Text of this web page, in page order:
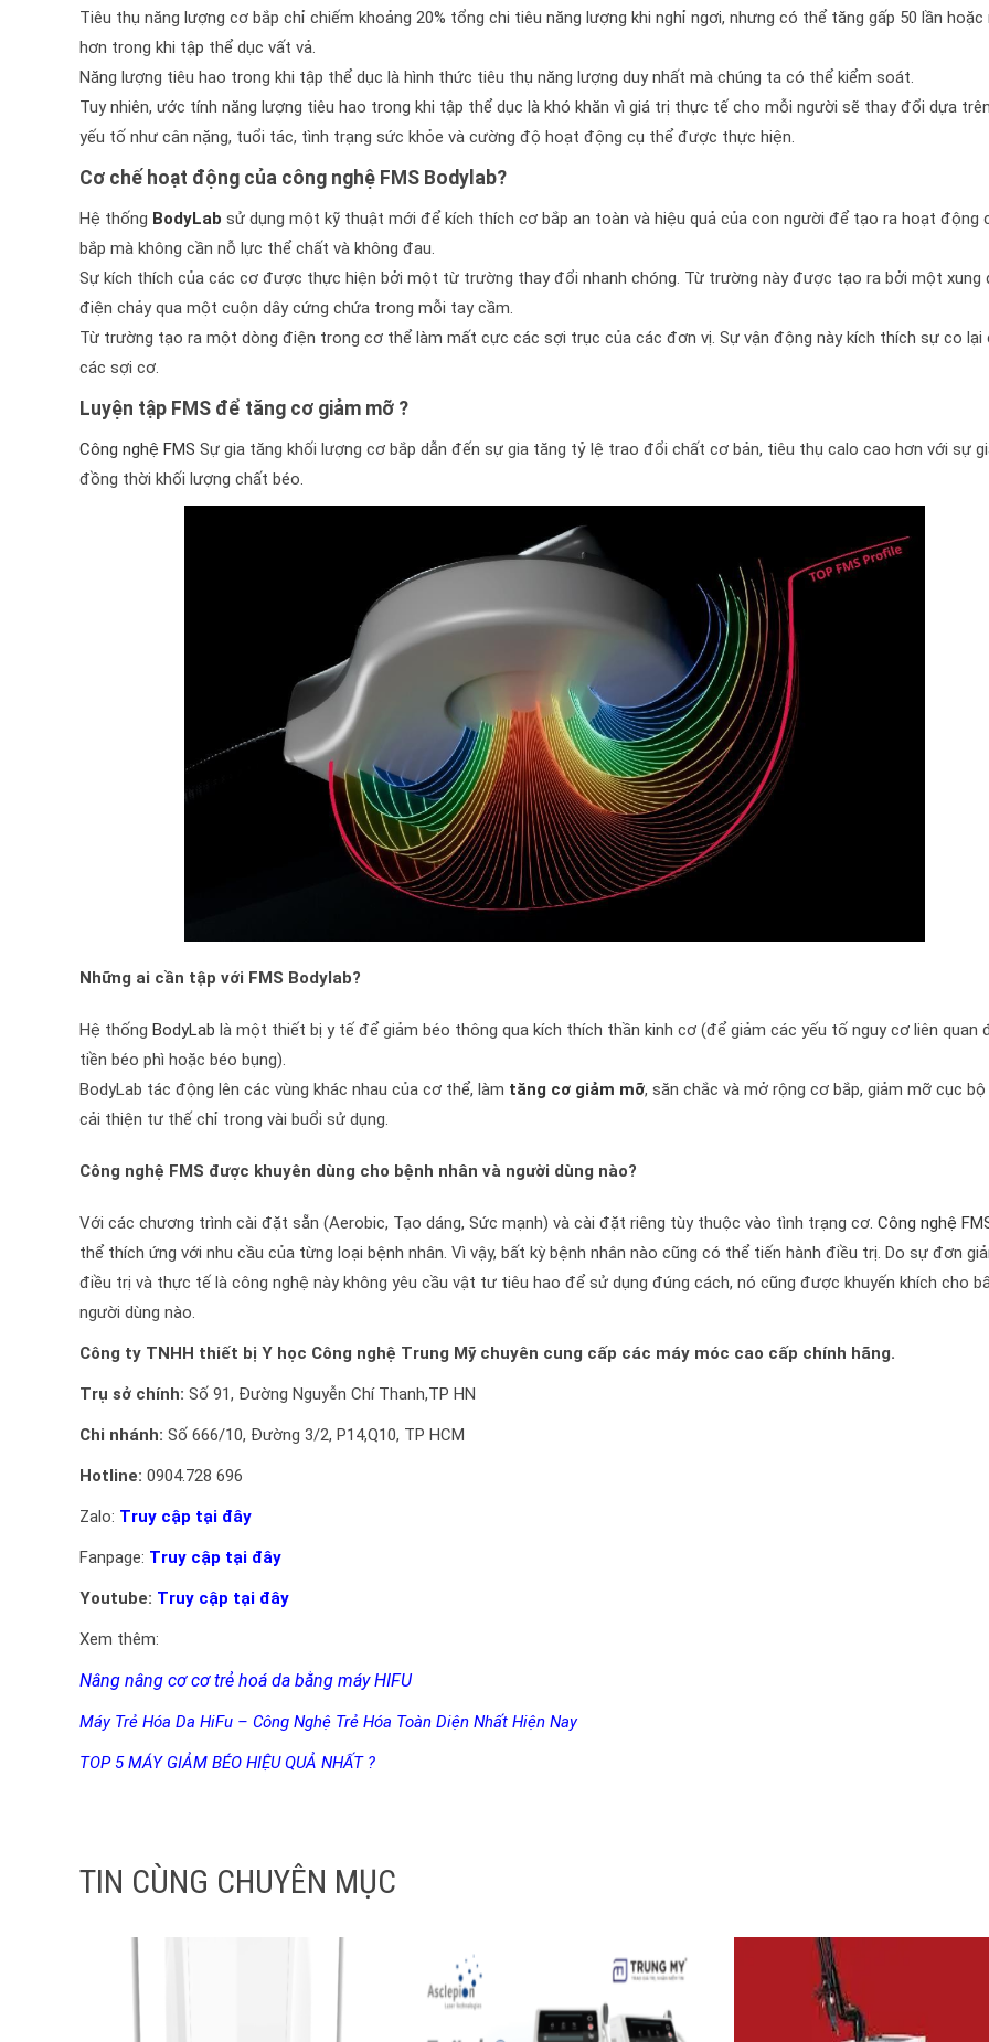
Tiêu thụ năng lượng cơ bắp chỉ chiếm khoảng 20% tổng chi tiêu năng lượng khi nghỉ ngơi, nhưng có thể tăng gấp 50 lần hoặc
hơn trong khi tập thể dục vất vả.
Năng lượng tiêu hao trong khi tập thể dục là hình thức tiêu thụ năng lượng duy nhất mà chúng ta có thể kiểm soát.
Tuy nhiên, ước tính năng lượng tiêu hao trong khi tập thể dục là khó khăn vì giá trị thực tế cho mỗi người sẽ thay đổi dựa
yếu tố như cân nặng, tuổi tác, tình trạng sức khỏe và cường độ hoạt động cụ thể được thực hiện.
Cơ chế hoạt động của công nghệ FMS Bodylab?
Hệ thống BodyLab sử dụng một kỹ thuật mới để kích thích cơ bắp an toàn và hiệu quả của con người để tạo ra hoạt động
bắp mà không cần nỗ lực thể chất và không đau.
Sự kích thích của các cơ được thực hiện bởi một từ trường thay đổi nhanh chóng. Từ trường này được tạo ra bởi một xung
điện chảy qua một cuộn dây cứng chứa trong mỗi tay cầm.
Từ trường tạo ra một dòng điện trong cơ thể làm mất cực các sợi trục của các đơn vị. Sự vận động này kích thích sự co lại
các sợi cơ.
Luyện tập FMS để tăng cơ giảm mỡ ?
Công nghệ FMS Sự gia tăng khối lượng cơ bắp dẫn đến sự gia tăng tỷ lệ trao đổi chất cơ bản, tiêu thụ calo cao hơn với sự
đồng thời khối lượng chất béo.
Những ai cần tập với FMS Bodylab?
Hệ thống BodyLab là một thiết bị y tế để giảm béo thông qua kích thích thần kinh cơ (để giảm các yếu tố nguy cơ liên quan
tiền béo phì hoặc béo bụng).
BodyLab tác động lên các vùng khác nhau của cơ thể, làm tăng cơ giảm mỡ, săn chắc và mở rộng cơ bắp, giảm mỡ cục bộ
cải thiện tư thế chỉ trong vài buổi sử dụng.
Công nghệ FMS được khuyên dùng cho bệnh nhân và người dùng nào?
Với các chương trình cài đặt sẵn (Aerobic, Tạo dáng, Sức mạnh) và cài đặt riêng tùy thuộc vào tình trạng cơ. Công nghệ
thể thích ứng với nhu cầu của từng loại bệnh nhân. Vì vậy, bất kỳ bệnh nhân nào cũng có thể tiến hành điều trị. Do sự đơn
điều trị và thực tế là công nghệ này không yêu cầu vật tư tiêu hao để sử dụng đúng cách, nó cũng được khuyến khích cho
người dùng nào.
Công ty TNHH thiết bị Y học Công nghệ Trung Mỹ chuyên cung cấp các máy móc cao cấp chính hãng.
Trụ sở chính: Số 91, Đường Nguyễn Chí Thanh,TP HN
Chi nhánh: Số 666/10, Đường 3/2, P14,Q10, TP HCM
Hotline: 0904.728 696
Zalo: Truy cập tại đây
Fanpage: Truy cập tại đây
Youtube: Truy cập tại đây
Xem thêm:
Nâng nâng cơ cơ trẻ hoá da bằng máy HIFU
Máy Trẻ Hóa Da HiFu – Công Nghệ Trẻ Hóa Toàn Diện Nhất Hiện Nay
TOP 5 MÁY GIẢM BÉO HIỆU QUẢ NHẤT ?
TIN CÙNG CHUYÊN MỤC